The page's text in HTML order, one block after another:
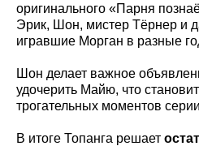
оригинального «Парня
Эрик, Шон, мистер Тёрнер и
игравшие Морган в разные
Шон делает важное
удочерить Майю, что
трогательных моментов
В итоге Топанга решает